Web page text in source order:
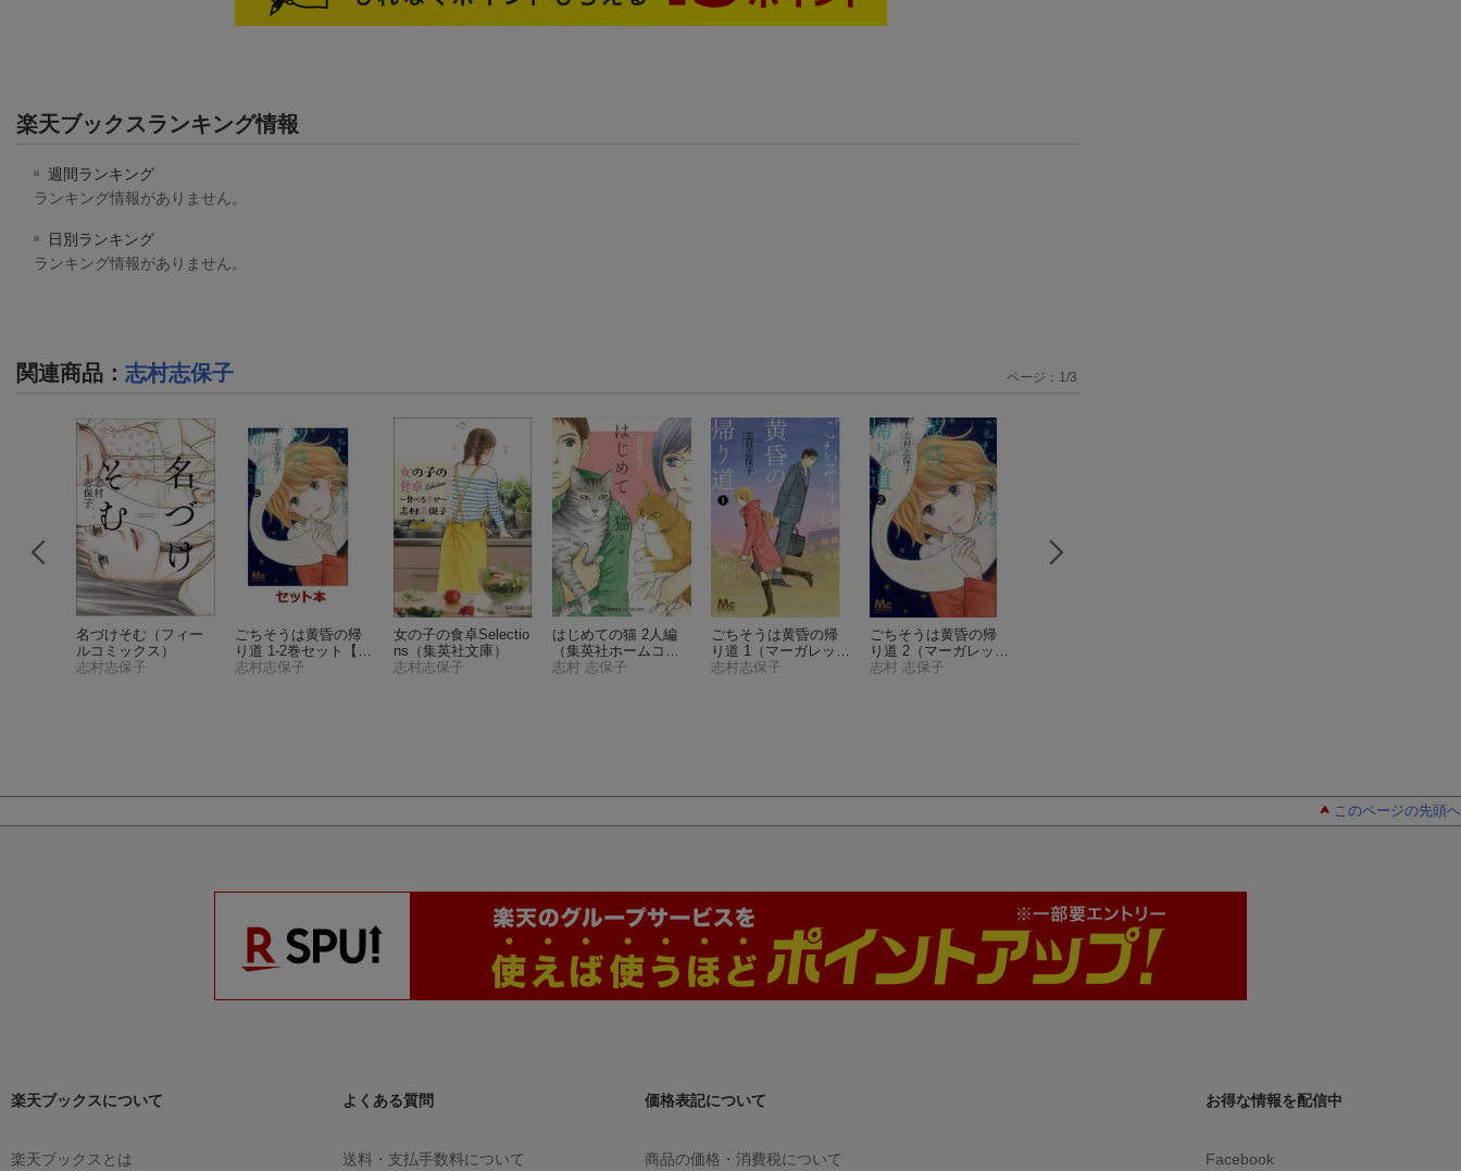
楽天ブックスランキング情報
週間ランキング
ランキング情報がありません。
日別ランキング
ランキング情報がありません。
関連商品 ： 志村志保子
名づけそむ （フィー
ルコミックス）
志村志保子
ごちそうは黄昏の帰
り道 1-2巻セット【特
典：透明ブックカバ
志村志保子
女の子の食卓Selectio
ns （集英社文庫）
志村志保子
はじめての猫 2人編
（集英社ホームコミ
ックス）
志村 志保子
ごちそうは黄昏の帰
り道 1
（マーガレット
コミックス）
志村志保子
ごちそうは黄昏の帰
り道 2 （マーガレット
コミックス）
志村 志保子
ページ： 1/3
このページの先頭へ
楽天ブックスについて
楽天ブックスとは
よくある質問
送料・支払手数料について
価格表記について
商品の価格・消費税について
お得な情報を配信中
Facebook